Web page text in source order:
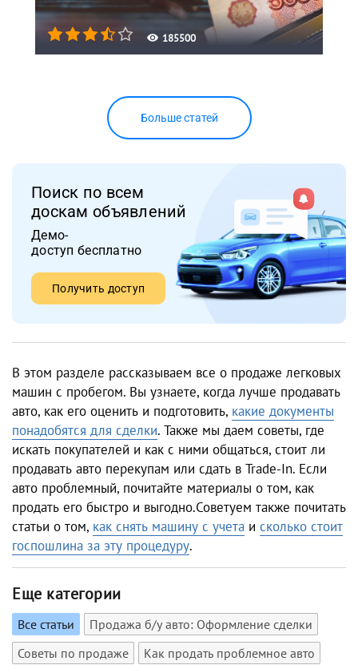
185500
Больше статей
Поиск по всем
доскам объявлений
Демо-
доступ бесплатно
Получить доступ
В этом разделе рассказываем все о продаже легковых
машин с пробегом. Вы узнаете, когда лучше продавать
авто, как его оценить и подготовить, какие документы
понадобятся для сделки. Также мы даем советы, где
искать покупателей и как с ними общаться, стоит ли
продавать авто перекупам или сдать в Trade-In. Если
авто проблемный, почитайте материалы о том, как
продать его быстро и выгодно.Советуем также почитать
статьи о том, как снять машину с учета и сколько стоит
госпошлина за эту процедуру.
Еще категории
Все статьи
Продажа б/у авто: Оформление сделки
Советы по продаже
Как продать проблемное авто